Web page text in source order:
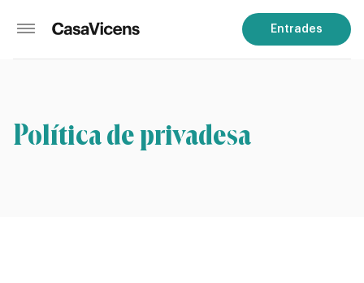
Entrades
Política de privadesa